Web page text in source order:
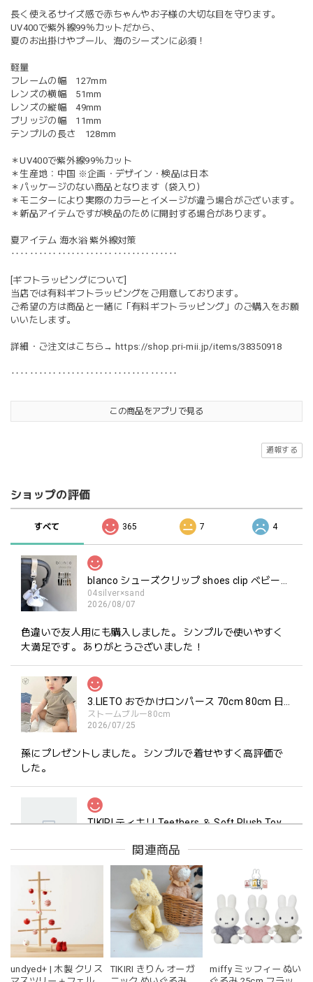
長く使えるサイズ感で赤ちゃんやお子様の大切な目を守ります。
UV400で紫外線99％カットだから、
夏のお出掛けやプール、海のシーズンに必須！
軽量
フレームの幅 127mm
レンズの横幅 51mm
レンズの縦幅 49mm
ブリッジの幅 11mm
テンプルの長さ 128mm
＊UV400で紫外線99％カット
＊生産地：中国 ※企画・デザイン・検品は日本
＊パッケージのない商品となります（袋入り）
＊モニターにより実際のカラーとイメージが違う場合がございます。
＊新品アイテムですが検品のために開封する場合があります。
夏アイテム 海水浴 紫外線対策
‥‥‥‥‥‥‥‥‥‥‥‥‥‥‥‥‥‥
[ギフトラッピングについて]
当店では有料ギフトラッピングをご用意しております。
ご希望の方は商品と一緒に「有料ギフトラッピング」のご購入をお願
いいたします。
詳細・ご注文はこちら→ https://shop.pri-mii.jp/items/38350918
‥‥‥‥‥‥‥‥‥‥‥‥‥‥‥‥‥‥
この商品をアプリで見る
通報する
ショップの評価
すべて 365 7 4
04silver×sand
2026/08/07
色違いで友人用にも購入しました。 シンプルで使いやすく
大満足です。 ありがとうございました！
ストームブルー80cm
2026/07/25
孫にプレゼントしました。 シンプルで着せやすく高評価で
した。
TIKIRI ティキリ Teethers ＆ Soft Plush Toy Alvin ぞう 歯固め＆ぬいぐるみセット
2026/06/18
マグカップ BEANS 2 美濃焼 日本製 コーヒー豆柄
ブラウン
2026/06/17
kawaii&born | ハート型 歯固めリング シリコン
関連商品
undyed+ | 木製 クリス
TIKIRI きりん オーガ
miffy ミッフィー ぬい